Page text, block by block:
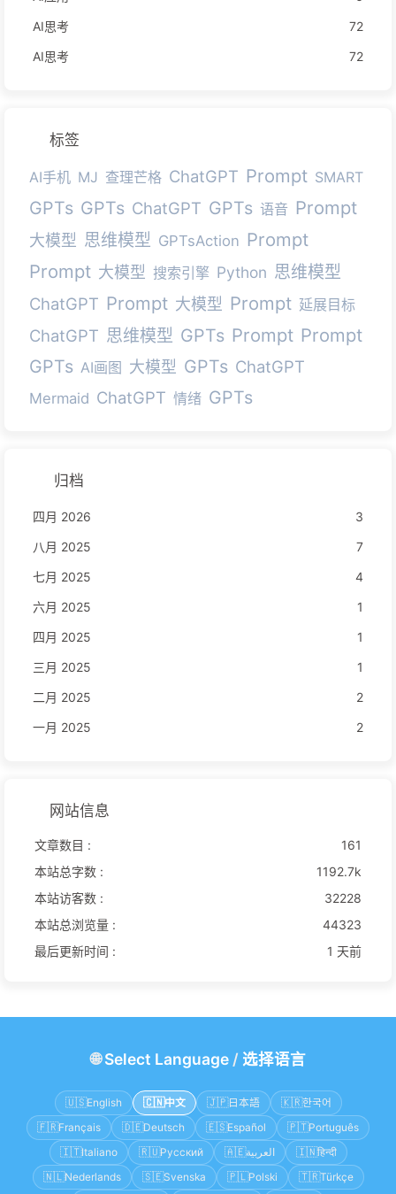
AI思考
72
AI思考
72
标签
AI手机 MJ 查理芒格 ChatGPT Prompt SMART
GPTs GPTs ChatGPT GPTs 语音 Prompt
大模型 思维模型 GPTsAction Prompt
Prompt 大模型 搜索引擎 Python 思维模型
ChatGPT Prompt 大模型 Prompt 延展目标
ChatGPT 思维模型 GPTs Prompt Prompt
GPTs AI画图 大模型 GPTs ChatGPT
Mermaid ChatGPT 情绪 GPTs
归档
四月 2026
3
八月 2025
7
七月 2025
4
六月 2025
1
四月 2025
1
三月 2025
1
二月 2025
2
一月 2025
2
网站信息
文章数目 :
161
本站总字数 :
1192.7k
本站访客数 :
32228
本站总浏览量 :
44323
最后更新时间 :
1 天前
🌐Select Language/ 选择语言
🇺🇸English 🇨🇳 中文 🇯🇵日本語 🇰🇷한국어
🇫🇷Français 🇩🇪Deutsch 🇪🇸Español 🇵🇹Português
🇮🇹Italiano 🇷🇺Русский 🇦🇪العربية 🇮🇳हिन्दी
🇳🇱Nederlands 🇸🇪Svenska 🇵🇱Polski 🇹🇷Türkçe